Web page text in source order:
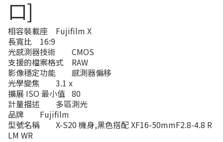
口]
相容裝載座	Fujifilm X
長寬比	16:9
光感測器技術	CMOS
支援的檔案格式	RAW
影像穩定功能	感測器偏移
光學變焦	3.1 x
擴展 ISO 最小值	80
計量描述	多區測光
品牌	Fujifilm
型號名稱	X-S20 機身,黑色搭配 XF16-50mmF2.8-4.8 R
LM WR